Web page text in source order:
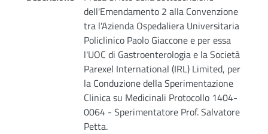
dell'Emendamento 2 alla Convenzione
tra l'Azienda Ospedaliera Universitaria
Policlinico Paolo Giaccone e per essa
l'UOC di Gastroenterologia e la Società
Parexel International (IRL) Limited, per
la Conduzione della Sperimentazione
Clinica su Medicinali Protocollo 1404-
0064 - Sperimentatore Prof. Salvatore
Petta.